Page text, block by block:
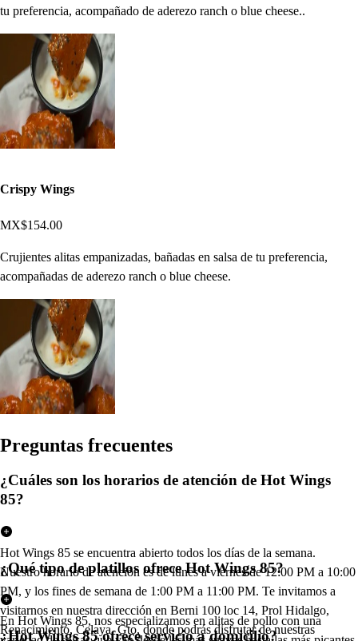
tu preferencia, acompañado de aderezo ranch o blue cheese..
Crispy Wings
MX$154.00
Crujientes alitas empanizadas, bañadas en salsa de tu preferencia,
acompañadas de aderezo ranch o blue cheese.
Preguntas frecuentes
¿Cuáles son los horarios de atención de Hot Wings
85?
Hot Wings 85 se encuentra abierto todos los días de la semana.
Nuestro horario de atención es de lunes a viernes de 12:00 PM a 10:00
PM, y los fines de semana de 1:00 PM a 11:00 PM. Te invitamos a
visitarnos en nuestra dirección en Berni 100 loc 14, Prol Hidalgo,
Renacimiento, Celaya, Gto, donde podrás disfrutar de nuestras
¿Qué tipo de platillos ofrece Hot Wings 85?
En Hot Wings 85, nos especializamos en alitas de pollo con una
¿Hot Wings 85 ofrece servicio a domicilio?